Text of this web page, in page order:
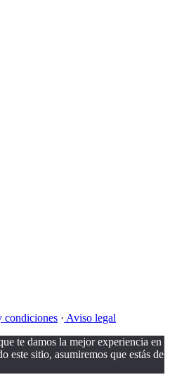
condiciones · Aviso legal
te damos la mejor experiencia en
este sitio, asumiremos que estás de